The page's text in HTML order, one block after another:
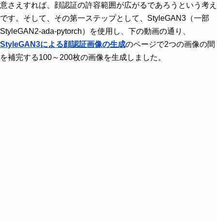
時系列データの異常検知 - マロッタバルブの
異常検知
時系列データの異常検知 - 心電図の異常検知
時系列データの未来予測 - 航空機乗客数の予
意さえすれば、顔認証の許容範囲が広がるであろうという考え
です。そして、その第一ステップとして、StyleGAN3（一部
StyleGAN2-ada-pytorch）を使用し、下の動画の通り、
StyleGAN3による顔認証画像の生成のページで2つの画像の間
を補完する100～200枚の画像を生成しました。